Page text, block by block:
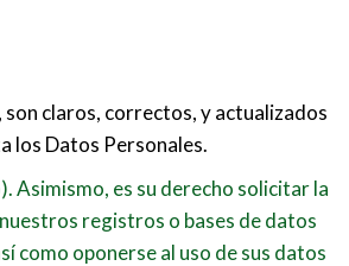
son claros, correctos, y actualizados
los Datos Personales.
Asimismo, es su derecho solicitar la
registros o bases de datos
como oponerse al uso de sus datos